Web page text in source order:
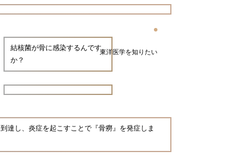
東洋医学を知りたい
結核菌が骨に感染するんです
か？
達し、炎症を起こすことで『骨癆』を発症しま